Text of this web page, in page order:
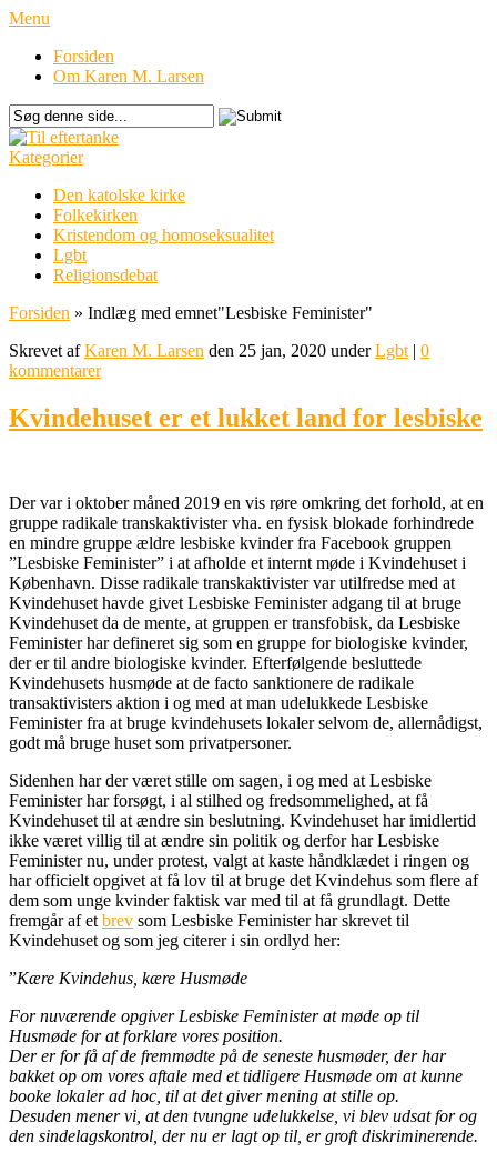
Menu
Forsiden
Om Karen M. Larsen
Kategorier
Den katolske kirke
Folkekirken
Kristendom og homoseksualitet
Lgbt
Religionsdebat
Forsiden » Indlæg med emnet"Lesbiske Feminister"
Skrevet afKaren M. Larsen den 25 jan, 2020 underLgbt | 0
kommentarer
Kvindehuset er et lukket land for lesbiske
Der var i oktober måned 2019 en vis røre omkring det forhold, at en
gruppe radikale transkaktivister vha. en fysisk blokade forhindrede
en mindre gruppe ældre lesbiske kvinder fra Facebook gruppen
”Lesbiske Feminister” i at afholde et internt møde i Kvindehuset i
København. Disse radikale transkaktivister var utilfredse med at
Kvindehuset havde givet Lesbiske Feminister adgang til at bruge
Kvindehuset da de mente, at gruppen er transfobisk, da Lesbiske
Feminister har defineret sig som en gruppe for biologiske kvinder,
der er til andre biologiske kvinder. Efterfølgende besluttede
Kvindehusets husmøde at de facto sanktionere de radikale
transaktivisters aktion i og med at man udelukkede Lesbiske
Feminister fra at bruge kvindehusets lokaler selvom de, allernådigst,
godt må bruge huset som privatpersoner.
Sidenhen har der været stille om sagen, i og med at Lesbiske
Feminister har forsøgt, i al stilhed og fredsommelighed, at få
Kvindehuset til at ændre sin beslutning. Kvindehuset har imidlertid
ikke været villig til at ændre sin politik og derfor har Lesbiske
Feminister nu, under protest, valgt at kaste håndklædet i ringen og
har officielt opgivet at få lov til at bruge det Kvindehus som flere af
dem som unge kvinder faktisk var med til at få grundlagt. Dette
fremgår af et brev som Lesbiske Feminister har skrevet til
Kvindehuset og som jeg citerer i sin ordlyd her:
”Kære Kvindehus, kære Husmøde
For nuværende opgiver Lesbiske Feminister at møde op til
Husmøde for at forklare vores position.
Der er for få af de fremmødte på de seneste husmøder, der har
bakket op om vores aftale med et tidligere Husmøde om at kunne
booke lokaler ad hoc, til at det giver mening at stille op.
Desuden mener vi, at den tvungne udelukkelse, vi blev udsat for og
den sindelagskontrol, der nu er lagt op til, er groft diskriminerende.